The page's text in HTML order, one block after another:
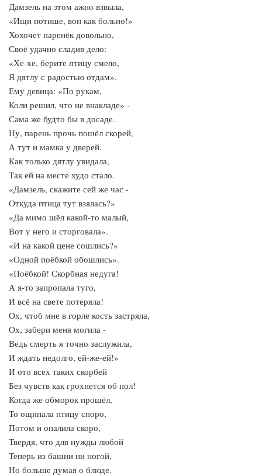
Дамзель на этом ажно взвыла,
«Ищи потише, вон как больно!»
Хохочет паренёк довольно,
Своё удачно сладив дело:
«Хе-хе, берите птицу смело,
Я дятлу с радостью отдам».
Ему девица: «По рукам,
Коли решил, что не внакладе» -
Сама же будто бы в досаде.
Ну, парень прочь пошёл скорей,
А тут и мамка у дверей.
Как только дятлу увидала,
Так ей на месте худо стало.
«Дамзель, скажите сей же час -
Откуда птица тут взялась?»
«Да мимо шёл какой-то малый,
Вот у него и сторговала».
«И на какой цене сошлись?»
«Одной поёбкой обошлись».
«Поёбкой! Скорбная недуга!
А я-то запропала туго,
И всё на свете потеряла!
Ох, чтоб мне в горле кость застряла,
Ох, забери меня могила -
Ведь смерть я точно заслужила,
И ждать недолго, ей-же-ей!»
И ото всех таких скорбей
Без чувств как грохнется об пол!
Когда же обморок прошёл,
То ощипала птицу споро,
Потом и опалила скоро,
Твердя, что для нужды любой
Теперь из башни ни ногой,
Но больше думая о блюде.